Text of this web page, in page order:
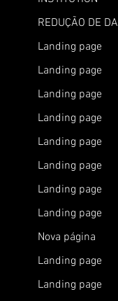
REDUÇÃO DE
Landing page
Landing page
Landing page
Landing page
Landing page
Landing page
Landing page
Landing page
Nova página
Landing page
Landing page